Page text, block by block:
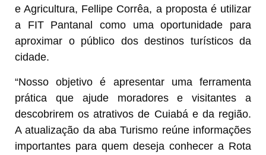
e Agricultura, Fellipe Corrêa, a proposta é utilizar
a FIT Pantanal como uma oportunidade para
aproximar o público dos destinos turísticos da
cidade.
“Nosso objetivo é apresentar uma ferramenta
prática que ajude moradores e visitantes a
descobrirem os atrativos de Cuiabá e da região.
A atualização da aba Turismo reúne informações
importantes para quem deseja conhecer a Rota